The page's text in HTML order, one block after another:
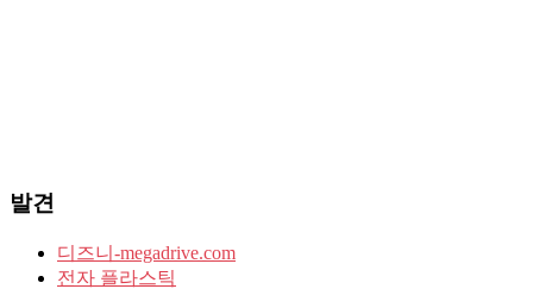
발견
디즈니-megadrive.com
전자 플라스틱